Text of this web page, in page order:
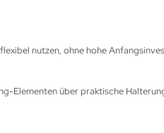
nutzen, ohne hohe
Elementen über praktische